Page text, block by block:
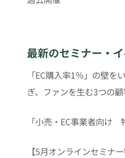
最新のセミナー・
「EC購入率1％」の壁を
ぎ、ファンを生む3つの
「小売・EC事業者向け
【5月オンラインセミナ